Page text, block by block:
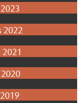
2022